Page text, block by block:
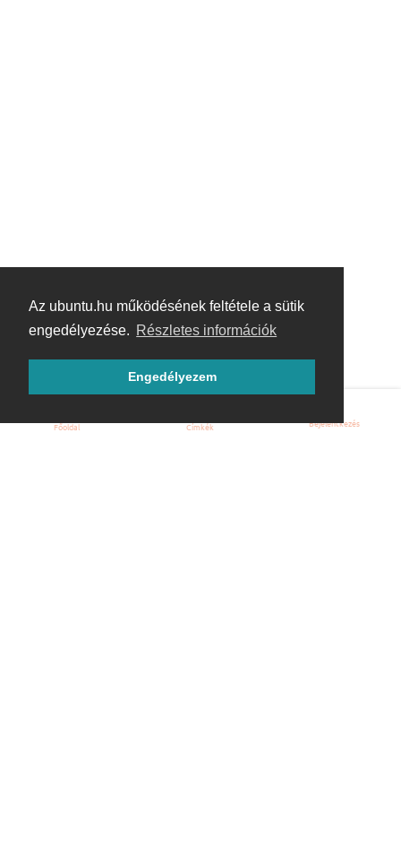
Az ubuntu.hu működésének feltétele a sütik
engedélyezése. Részletes információk
Engedélyezem
Főoldal Címkék Bejelentkezés